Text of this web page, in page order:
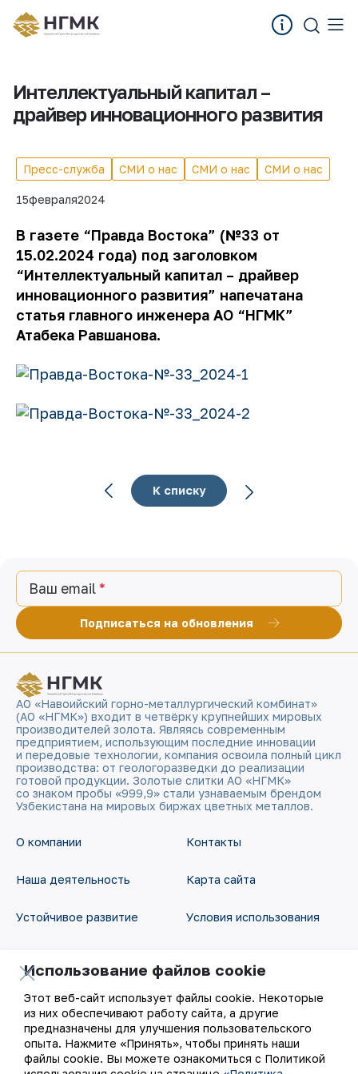
Интеллектуальный капитал –
драйвер инновационного развития
Пресс-служба СМИ о нас СМИ о нас СМИ о нас
15февраля2024
В газете “Правда Востока” (№33 от
15.02.2024 года) под заголовком
“Интеллектуальный капитал – драйвер
инновационного развития” напечатана
статья главного инженера АО “НГМК”
Атабека Равшанова.
К списку
Ваш email
Подписаться на обновления
АО «Навоийский горно-металлургический комбинат»
(АО «НГМК») входит в четвёрку крупнейших мировых
производителей золота. Являясь современным
предприятием, использующим последние инновации
и передовые технологии, компания освоила полный цикл
производства: от геологоразведки до реализации
готовой продукции. Золотые слитки АО «НГМК»
со знаком пробы «999,9» стали узнаваемым брендом
Узбекистана на мировых биржах цветных металлов.
О компании
Наша деятельность
Устойчивое развитие
Пресс-центр
Карьера
Цифровое правительство
Контакты
Карта сайта
Условия использования
cookie
Открытые данные
RSS - лента
Использование файлов cookie
Этот веб-сайт использует файлы cookie. Некоторые
из них обеспечивают работу сайта, а другие
предназначены для улучшения пользовательского
опыта. Нажмите «Принять», чтобы принять наши
файлы cookie. Вы можете ознакомиться с Политикой